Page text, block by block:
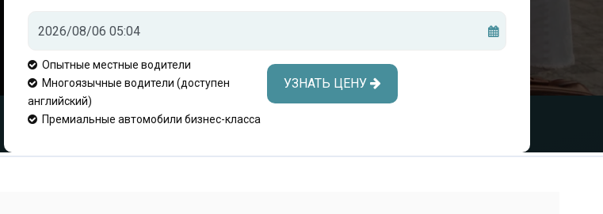
Опытные местные водители
Многоязычные водители (доступен
английский)
Премиальные автомобили бизнес-класса
УЗНАТЬ ЦЕНУ